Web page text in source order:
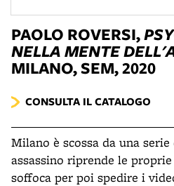
PAOLO ROVERSI,
NELLA MENTE
MILANO, SEM, 2020
CONSULTA IL CATALOGO
Milano è scossa da una
assassino riprende le
soffoca per poi spedire i